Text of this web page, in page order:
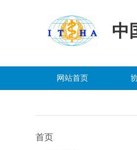
中
网站首页
首页